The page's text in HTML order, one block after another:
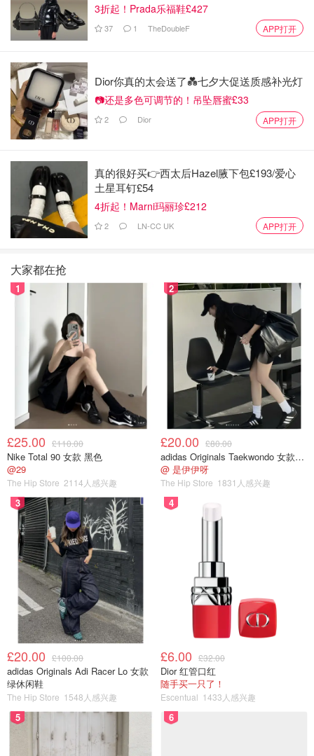
这款也是小样，无功无过，但是香的不行能熏死个人，我本
着不浪费的原则用完了，但是绝对不会花钱买
Kiehl's 科颜氏 的这款面霜我久仰大名，一直很想尝试，
但是我的囤货太多，没机会买它。这次买东西收到个小样，
非常激动，用完后我想说果然名不虚传，滋润度够又不会油
腻，舒适度好不会致敏，这款我是肯定会自己花钱买的
⭐️ 图六： La Roche-Posay 理肤泉 eczema护肤霜 ✅
3折起！Prada乐福鞋£427
37 1 TheDoubleF APP打开
Dior你真的太会送了💑七夕大促送质感补光灯
📷还是多色可调节的！吊坠唇蜜£33
2 Dior APP打开
真的很好买👉西太后Hazel腋下包£193/爱心
土星耳钉£54
4折起！Marni玛丽珍£212
2 LN-CC UK APP打开
大家都在抢
1
£25.00 £110.00
Nike Total 90 女款 黑色
@29
The Hip Store 2114人感兴趣
2
£20.00 £80.00
adidas Originals Taekwondo 女款黑色运动鞋
@ 是伊伊呀
The Hip Store 1831人感兴趣
3
£20.00 £100.00
adidas Originals Adi Racer Lo 女款
绿休闲鞋
The Hip Store 1548人感兴趣
4
£6.00 £32.00
Dior 红管口红
随手买一只了！
Escentual 1433人感兴趣
5 6